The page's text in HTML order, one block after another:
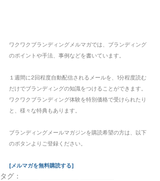
ワクワクブランディングメルマガでは、ブランディング
のポイントや手法、事例などを書いています。
１週間に2回程度自動配信されるメールを、1分程度読む
だけでブランディングの知識をつけることができます。
ワクワクブランディング体験を特別価格で受けられたり
と、様々な特典もあります。
ブランディングメールマガジンを購読希望の方は、以下
のボタンよりご登録ください。
[メルマガを無料購読する]
タグ：